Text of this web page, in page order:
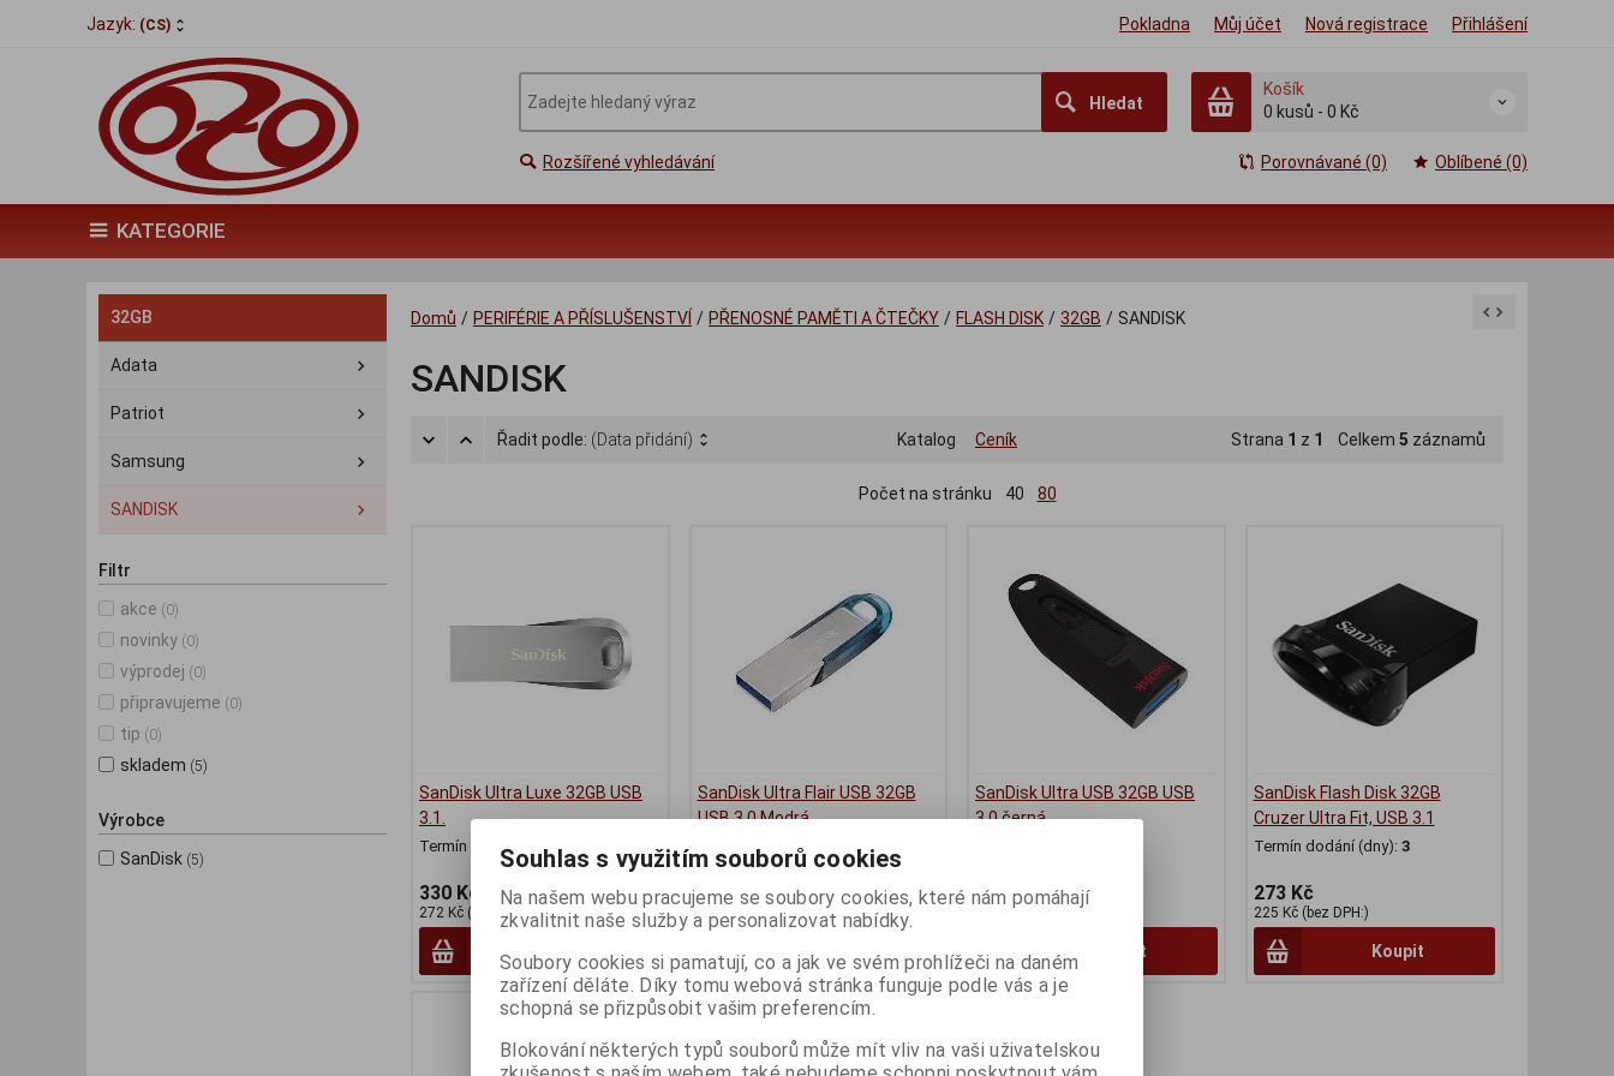
Jazyk: (CS) Pokladna Můj účet Nová registrace Přihlášení
Hledat
Košík
0 kusů - 0 Kč
Rozšířené vyhledávání Porovnávané (0) Oblíbené (0)
KATEGORIE
32GB
Adata
Patriot
Samsung
SANDISK
Filtr
akce (0)
novinky (0)
výprodej (0)
připravujeme (0)
tip (0)
skladem (5)
Výrobce
SanDisk (5)
Domů / PERIFÉRIE A PŘÍSLUŠENSTVÍ / PŘENOSNÉ PAMĚTI A ČTEČKY / FLASH DISK / 32GB / SANDISK
SANDISK
Řadit podle: (Data přidání) Katalog Ceník Strana 1 z 1 Celkem 5 záznamů
Počet na stránku 40 80
SanDisk Ultra Luxe 32GB USB
3.1.
Termín dodání (dny):
330 Kč
272 Kč (bez DPH:)
SanDisk Ultra Flair USB 32GB
USB 3.0 Modrá
Termín dodání (dny):
229 Kč
189 Kč (bez DPH:)
SanDisk Ultra USB 32GB USB
3.0 černá
261 Kč
215 Kč (bez DPH:)
Koupit
SanDisk Flash Disk 32GB
Cruzer Ultra Fit, USB 3.1
Termín dodání (dny): 3
273 Kč
225 Kč (bez DPH:)
Koupit
Souhlas s využitím souborů cookies
Na našem webu pracujeme se soubory cookies, které nám pomáhají
zkvalitnit naše služby a personalizovat nabídky.
Soubory cookies si pamatují, co a jak ve svém prohlížeči na daném
zařízení děláte. Díky tomu webová stránka funguje podle vás a je
schopná se přizpůsobit vašim preferencím.
Blokování některých typů souborů může mít vliv na vaši uživatelskou